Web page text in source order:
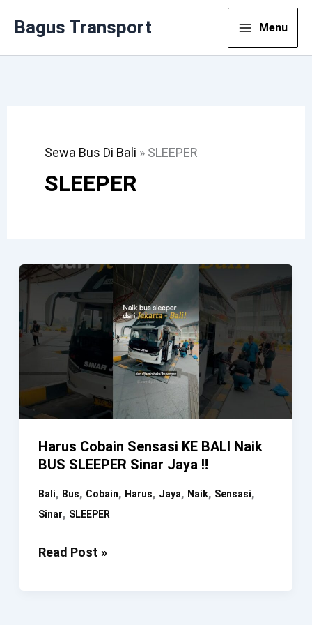
Bagus Transport Menu
Sewa Bus Di Bali » SLEEPER
SLEEPER
Harus Cobain Sensasi KE BALI Naik
BUS SLEEPER Sinar Jaya ‼️
Bali, Bus, Cobain, Harus, Jaya, Naik, Sensasi,
Sinar, SLEEPER
Harus
Read Post »